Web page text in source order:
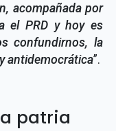
acompañada por
el PRD y hoy es
confundirnos, la
antidemocrática”.
patria